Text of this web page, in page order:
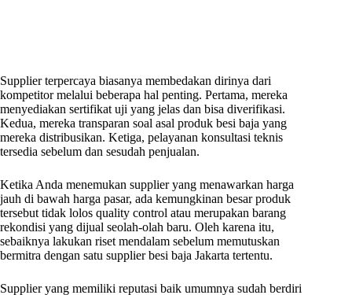
Supplier terpercaya biasanya membedakan dirinya dari
kompetitor melalui beberapa hal penting. Pertama, mereka
menyediakan sertifikat uji yang jelas dan bisa diverifikasi.
Kedua, mereka transparan soal asal produk besi baja yang
mereka distribusikan. Ketiga, pelayanan konsultasi teknis
tersedia sebelum dan sesudah penjualan.
Ketika Anda menemukan supplier yang menawarkan harga
jauh di bawah harga pasar, ada kemungkinan besar produk
tersebut tidak lolos quality control atau merupakan barang
rekondisi yang dijual seolah-olah baru. Oleh karena itu,
sebaiknya lakukan riset mendalam sebelum memutuskan
bermitra dengan satu supplier besi baja Jakarta tertentu.
Supplier yang memiliki reputasi baik umumnya sudah berdiri